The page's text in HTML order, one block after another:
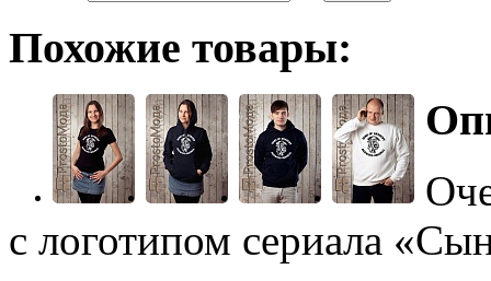
Похожие товары:
с логотипом сериала